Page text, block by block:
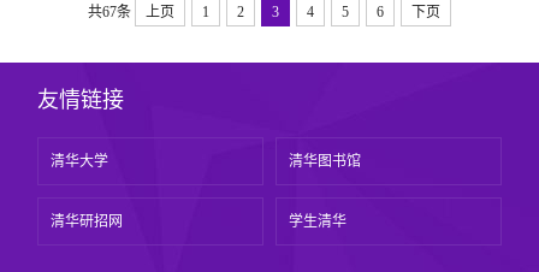
共67条 上页 1 2 3 4 5 6 下页
友情链接
清华大学 清华图书馆
清华研招网 学生清华